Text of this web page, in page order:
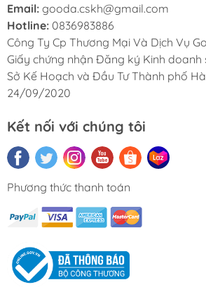
Email: gooda.cskh@gmail.com
Hotline: 0836983886
Công Ty Cp Thương Mại Và Dịch Vụ
Giấy chứng nhận Đăng ký Kinh doanh
Sở Kế Hoạch và Đầu Tư Thành phố
24/09/2020
Kết nối với chúng tôi
Phương thức thanh toán